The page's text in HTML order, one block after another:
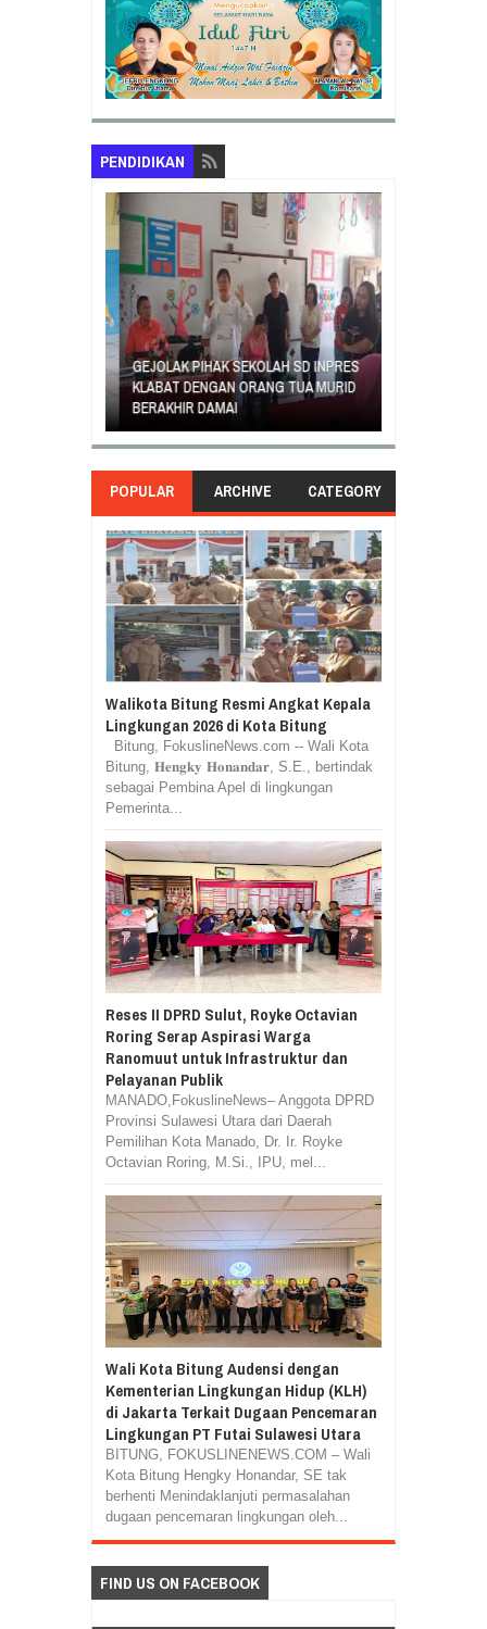
PENDIDIKAN
GEJOLAK PIHAK SEKOLAH SD INPRES
KLABAT DENGAN ORANG TUA MURID
BERAKHIR DAMAI
POPULAR ARCHIVE CATEGORY
Walikota Bitung Resmi Angkat Kepala
Lingkungan 2026 di Kota Bitung
Bitung, FokuslineNews.com -- Wali Kota
Bitung, 𝐇𝐞𝐧𝐠𝐤𝐲 𝐇𝐨𝐧𝐚𝐧𝐝𝐚𝐫, S.E., bertindak
sebagai Pembina Apel di lingkungan
Pemerinta...
Reses II DPRD Sulut, Royke Octavian
Roring Serap Aspirasi Warga
Ranomuut untuk Infrastruktur dan
Pelayanan Publik
MANADO,FokuslineNews– Anggota DPRD
Provinsi Sulawesi Utara dari Daerah
Pemilihan Kota Manado, Dr. Ir. Royke
Octavian Roring, M.Si., IPU, mel...
Wali Kota Bitung Audensi dengan
Kementerian Lingkungan Hidup (KLH)
di Jakarta Terkait Dugaan Pencemaran
Lingkungan PT Futai Sulawesi Utara
BITUNG, FOKUSLINENEWS.COM – Wali
Kota Bitung Hengky Honandar, SE tak
berhenti Menindaklanjuti permasalahan
dugaan pencemaran lingkungan oleh...
FIND US ON FACEBOOK